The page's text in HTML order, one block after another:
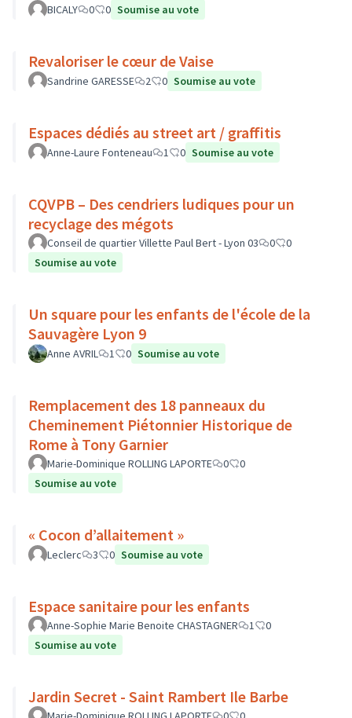
BICALY 0 0 Soumise au vote
Revaloriser le cœur de Vaise
Sandrine GARESSE 2 0 Soumise au vote
Espaces dédiés au street art / graffitis
Anne-Laure Fonteneau 1 0 Soumise au vote
CQVPB – Des cendriers ludiques pour un
recyclage des mégots
Conseil de quartier Villette Paul Bert - Lyon 03 0
0
Soumise au vote
Un square pour les enfants de l'école de la
Sauvagère Lyon 9
Anne AVRIL 1 0 Soumise au vote
Remplacement des 18 panneaux du
Cheminement Piétonnier Historique de
Rome à Tony Garnier
Marie-Dominique ROLLING LAPORTE 0
0
Soumise au vote
« Cocon d’allaitement »
Leclerc 3 0 Soumise au vote
Espace sanitaire pour les enfants
Anne-Sophie Marie Benoite CHASTAGNER 1
0
Soumise au vote
Jardin Secret - Saint Rambert Ile Barbe